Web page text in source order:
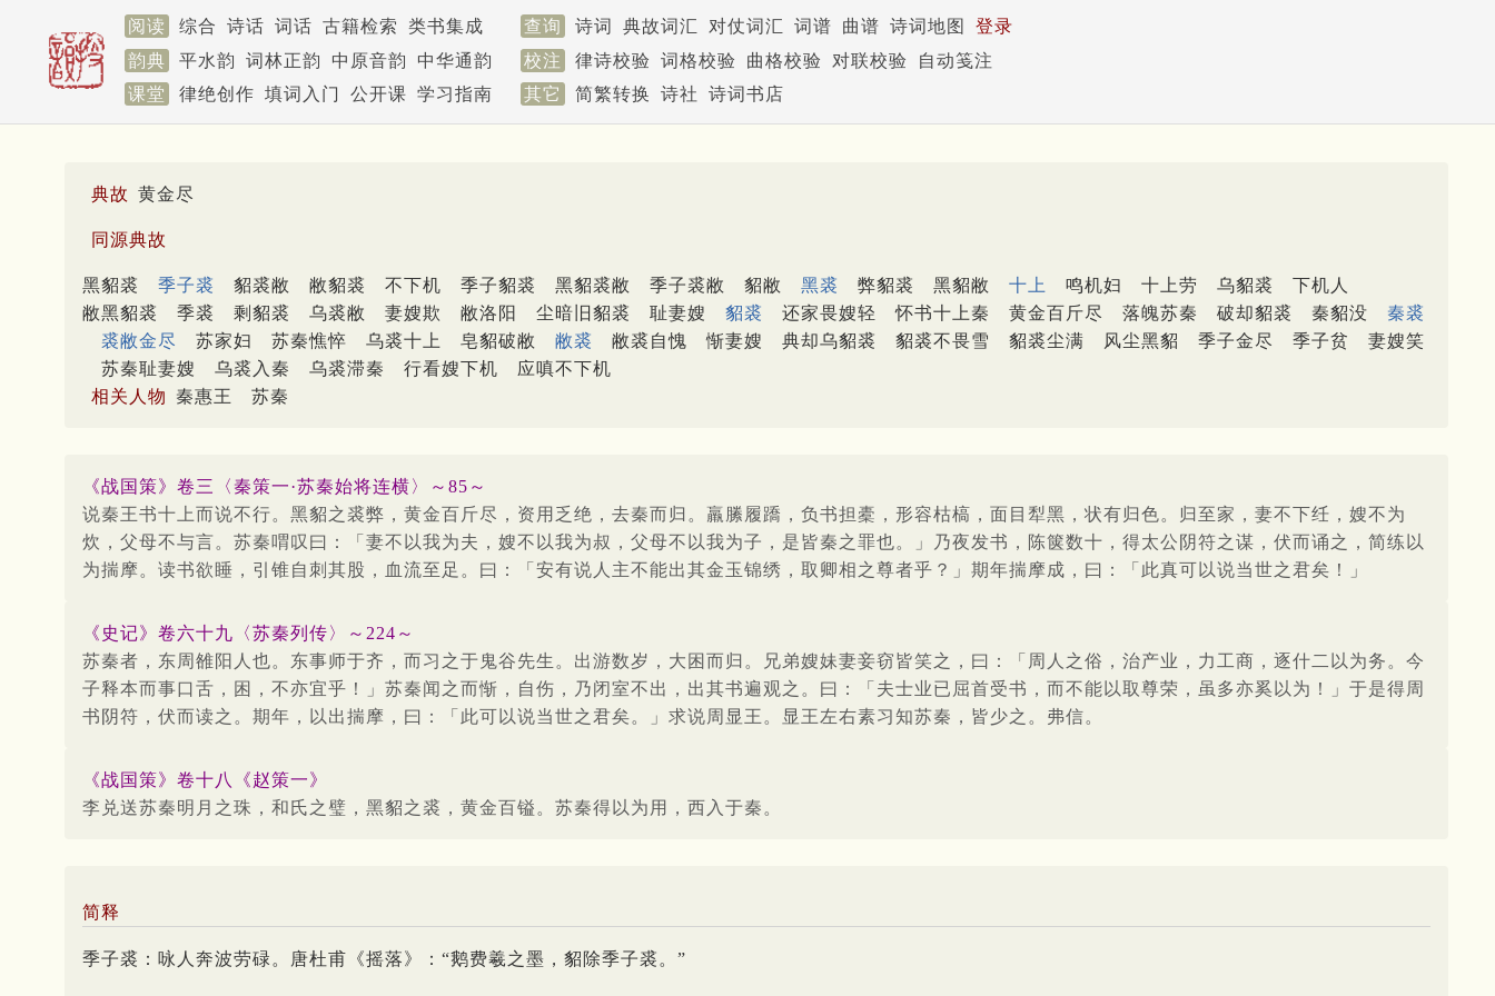
阅读 综合 诗话 词话 古籍检索 类书集成 查询 诗词 典故词汇 对仗词汇 词谱 曲谱 诗词地图
登录
韵典
平水韵 词林正韵 中原音韵 中华通韵 校注 律诗校验 词格校验 曲格校验 对联校验
自动笺注
课堂
律绝创作 填词入门 公开课 学习指南 其它 简繁转换 诗社 诗词书店
典故 黄金尽
同源典故
黑貂裘 季子裘 貂裘敝 敝貂裘 不下机 季子貂裘 黑貂裘敝 季子裘敝 貂敝 黑裘 弊貂裘 黑貂敝 十上 鸣机妇 十上劳 乌貂裘
下机人
敝黑貂裘
季裘 剩貂裘 乌裘敝 妻嫂欺 敝洛阳 尘暗旧貂裘 耻妻嫂 貂裘 还家畏嫂轻 怀书十上秦 黄金百斤尽 落魄苏秦 破却貂裘 秦貂没
秦裘
裘敝金尽
苏家妇 苏秦憔悴 乌裘十上 皂貂破敝 敝裘 敝裘自愧 惭妻嫂 典却乌貂裘 貂裘不畏雪 貂裘尘满 风尘黑貂 季子金尽 季子贫
妻嫂笑
苏秦耻妻嫂
乌裘入秦 乌裘滞秦 行看嫂下机
应嗔不下机
相关人物
秦惠王 苏秦
《战国策》卷三〈秦策一·苏秦始将连横〉～85～
说秦王书十上而说不行。黑貂之裘弊，黄金百斤尽，资用乏绝，去秦而归。羸縢履蹻，负书担橐，形容枯槁，面目犁黑，状有归色。归至家，妻不下纴，嫂不为
炊，父母不与言。苏秦喟叹曰：「妻不以我为夫，嫂不以我为叔，父母不以我为子，是皆秦之罪也。」乃夜发书，陈箧数十，得太公阴符之谋，伏而诵之，简练以
为揣摩。读书欲睡，引锥自刺其股，血流至足。曰：「安有说人主不能出其金玉锦绣，取卿相之尊者乎？」期年揣摩成，曰：「此真可以说当世之君矣！」
《史记》卷六十九〈苏秦列传〉～224～
苏秦者，东周雒阳人也。东事师于齐，而习之于鬼谷先生。出游数岁，大困而归。兄弟嫂妹妻妾窃皆笑之，曰：「周人之俗，治产业，力工商，逐什二以为务。今
子释本而事口舌，困，不亦宜乎！」苏秦闻之而惭，自伤，乃闭室不出，出其书遍观之。曰：「夫士业已屈首受书，而不能以取尊荣，虽多亦奚以为！」于是得周
书阴符，伏而读之。期年，以出揣摩，曰：「此可以说当世之君矣。」求说周显王。显王左右素习知苏秦，皆少之。弗信。
《战国策》卷十八《赵策一》
李兑送苏秦明月之珠，和氏之璧，黑貂之裘，黄金百镒。苏秦得以为用，西入于秦。
简释
季子裘：咏人奔波劳碌。唐杜甫《摇落》：“鹅费羲之墨，貂除季子裘。”